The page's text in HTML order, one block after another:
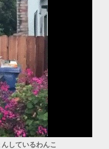
しているわんこ